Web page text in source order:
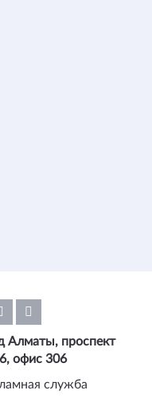
Алматы, проспект
офис 306
служба